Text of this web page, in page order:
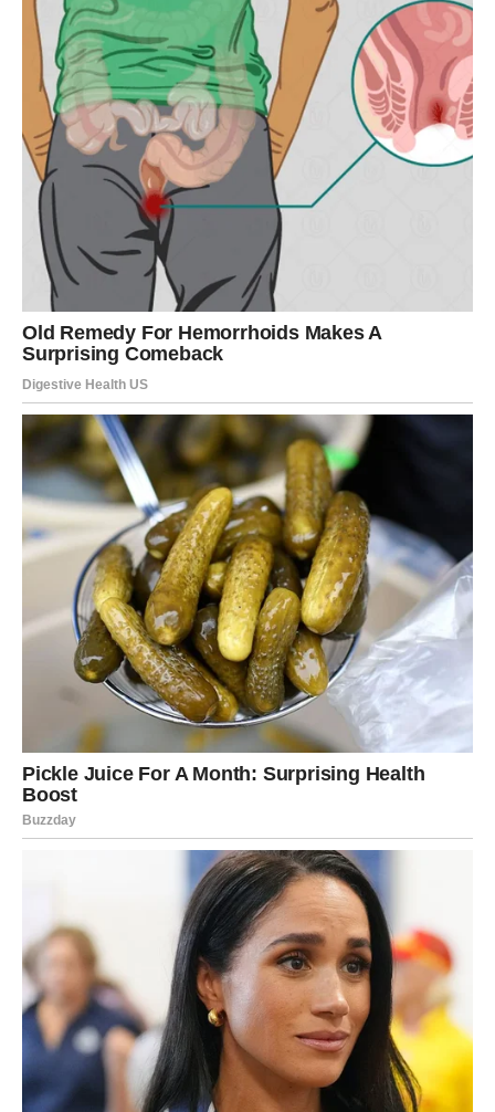
neizvjesnosti koja pogađa obitelj. “Ovaj slučaj zahtijeva hitnu
pažnju i jasno postavljanje pitanja o tome kako su institucije
reagovale”, dodaje Jurić.Neizvjesnost koja prati ovakve
situacije može imati katastrofalne posljedice po mir i
sigurnost porodica, stoga je važno da se institucije povuku i
preispitaju svoje pristupe. Također, postoji i zabrinutost o tome
kako se ti procesi komuniciraju prema javnosti, što može
dodatno stvoriti anksioznost i strah među građanima, a
posebno među roditeljima.
Potraga za istinom i pravdom
Iako su prošli skoro godinu dana od nestanka, potražnja za
istinom i pravdom nije oslabjela. Prema Juriću, očekivanja da
će se neko obratiti s informacijama o otkupnini, ukazuju na to
koliko su ljudi spremni da se bore za pravdu. “Svi smo se
nadali da će se pojaviti neki trag, bilo kakva informacija koja bi
mogla pomoći u rješavanju ovog slučaja”, istakao je Jurić.
nada i dalje gori, iako s vremenom postaje sve slabija i
neizvjesnija. Mnogi građani su se mobilizovali kako bi podržali
porodicu, organizujući proteste i događaje koji imaju za cilj
podizanje svijesti o ovom slučaju. Ovi javni događaji ne samo
da vraćaju fokus na istinu, već i ojačavaju zajednicu u
suočavanju sa ovakvim fundamentalnim problemima.
Zaključak: Potreba za javnom podrškom
Na kraju, jasno je da je slučaj Danke Ilić više od običnog
nestanka. To je pitanje koje zahtijeva aktivnu ulogu društva,
medija i institucija. Jurić naglašava da je potrebna javna
podrška kako bi se osiguralo da slučaj ne padne u zaborav.
“Svi trebamo raditi zajedno kako bismo osigurali da istina
izađe na vidjelo”, zaključio je Jurić. Javni pritisak i angažman
građana ključni su u potrazi za pravdom i istinom u ovom
tragičnom slučaju, koji i dalje ostavlja duboke ožiljke u srcima
onih koji su pogođeni. Ovaj slučaj takođe postavlja važna
pitanja o tome kako društvo reaguje na slične situacije, te
koliko su spremni da se bore za pravdu u borbi protiv nasilja i
kriminala, što je od vitalnog značaja za stvaranje sigurnog